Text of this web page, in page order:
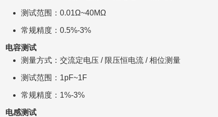
测试范围：0.01Ω~40MΩ
常规精度：0.5%-3%
电容测试
测量方式：交流定电压 / 限压恒电流 / 相位测量
测试范围：1pF~1F
常规精度：1%-3%
电感测试